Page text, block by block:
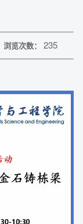
浏览次数： 235